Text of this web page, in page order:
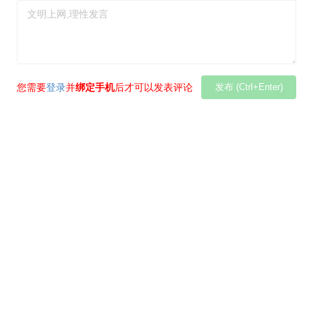
您需要登录并绑定手机后才可以发表评论 发布 (Ctrl+Enter)